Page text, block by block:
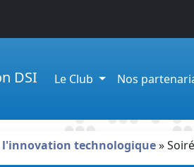
DSI Le Club Nos
l'innovation technologique»